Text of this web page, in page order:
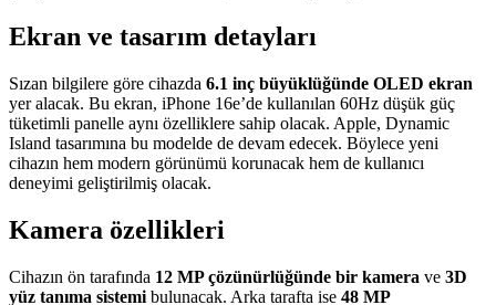
Ekran ve tasarım detayları
Sızan bilgilere göre cihazda 6.1 inç büyüklüğünde OLED ekran
yer alacak. Bu ekran, iPhone 16e’de kullanılan 60Hz düşük güç
tüketimli panelle aynı özelliklere sahip olacak. Apple, Dynamic
Island tasarımına bu modelde de devam edecek. Böylece yeni
cihazın hem modern görünümü korunacak hem de kullanıcı
deneyimi geliştirilmiş olacak.
Kamera özellikleri
Cihazın ön tarafında 12 MP çözünürlüğünde bir kamera ve 3D
yüz tanıma sistemi bulunacak. Arka tarafta ise 48 MP